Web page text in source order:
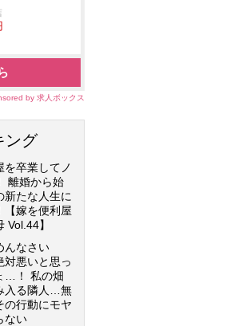
by 求人ボックス
ング
を卒業してノ
離婚から始
新たな人生に
【嫁を便利屋
Vol.44】
んなさい
対悪いと思っ
…！ 私の畑
入る隣人…無
の行動にモヤ
ない